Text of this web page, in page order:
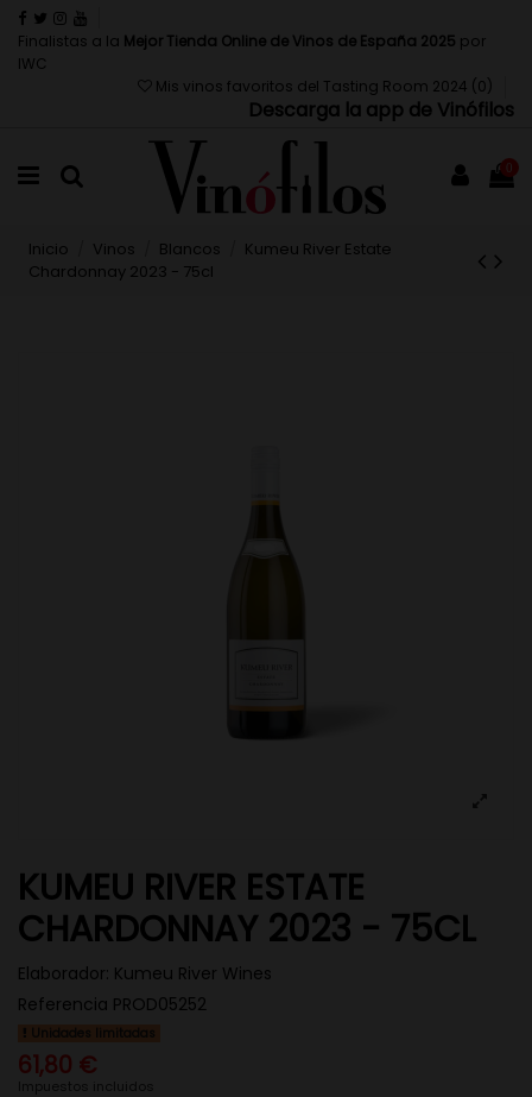
Finalistas a la Mejor Tienda Online de Vinos de España 2025 por
IWC
Mis vinos favoritos del Tasting Room 2024 (0 )
Descarga la app de Vinófilos
0
Inicio Vinos Blancos
Kumeu River Estate
Chardonnay 2023 - 75cl
KUMEU RIVER ESTATE
CHARDONNAY 2023 - 75CL
Elaborador: Kumeu River Wines
Referencia PROD05252
Unidades limitadas
61,80 €
Impuestos incluidos